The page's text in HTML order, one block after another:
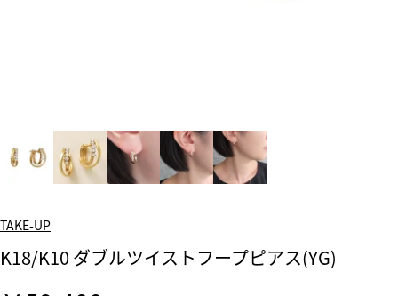
TAKE-UP
K18/K10 ダブルツイストフープピアス(YG)